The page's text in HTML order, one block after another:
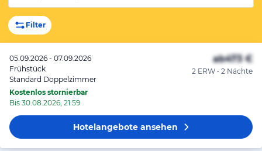
Filter
05.09.2026 - 07.09.2026
Frühstück
Standard Doppelzimmer
Kostenlos stornierbar
Bis 30.08.2026, 21:59
ab473 €
2 ERW • 2 Nächte
Hotelangeboteansehen